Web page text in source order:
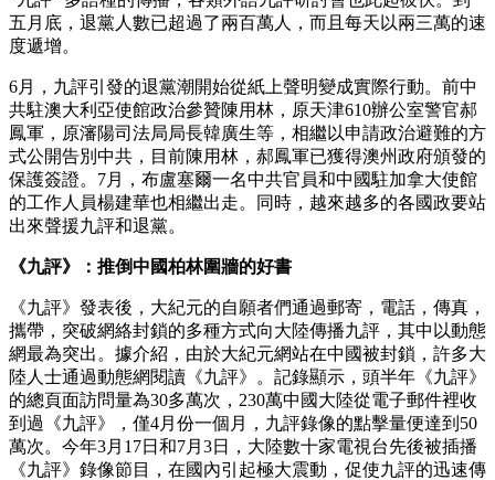
五月底，退黨人數已超過了兩百萬人，而且每天以兩三萬的速
度遞增。
6月，九評引發的退黨潮開始從紙上聲明變成實際行動。前中
共駐澳大利亞使館政治參贊陳用林，原天津610辦公室警官郝
鳳軍，原瀋陽司法局局長韓廣生等，相繼以申請政治避難的方
式公開告別中共，目前陳用林，郝鳳軍已獲得澳州政府頒發的
保護簽證。7月，布盧塞爾一名中共官員和中國駐加拿大使館
的工作人員楊建華也相繼出走。同時，越來越多的各國政要站
出來聲援九評和退黨。
《九評》：推倒中國柏林圍牆的好書
《九評》發表後，大紀元的自願者們通過郵寄，電話，傳真，
攜帶，突破網絡封鎖的多種方式向大陸傳播九評，其中以動態
網最為突出。據介紹，由於大紀元網站在中國被封鎖，許多大
陸人士通過動態網閱讀《九評》。記錄顯示，頭半年《九評》
的總頁面訪問量為30多萬次，230萬中國大陸從電子郵件裡收
到過《九評》，僅4月份一個月，九評錄像的點擊量便達到50
萬次。今年3月17日和7月3日，大陸數十家電視台先後被插播
《九評》錄像節目，在國內引起極大震動，促使九評的迅速傳